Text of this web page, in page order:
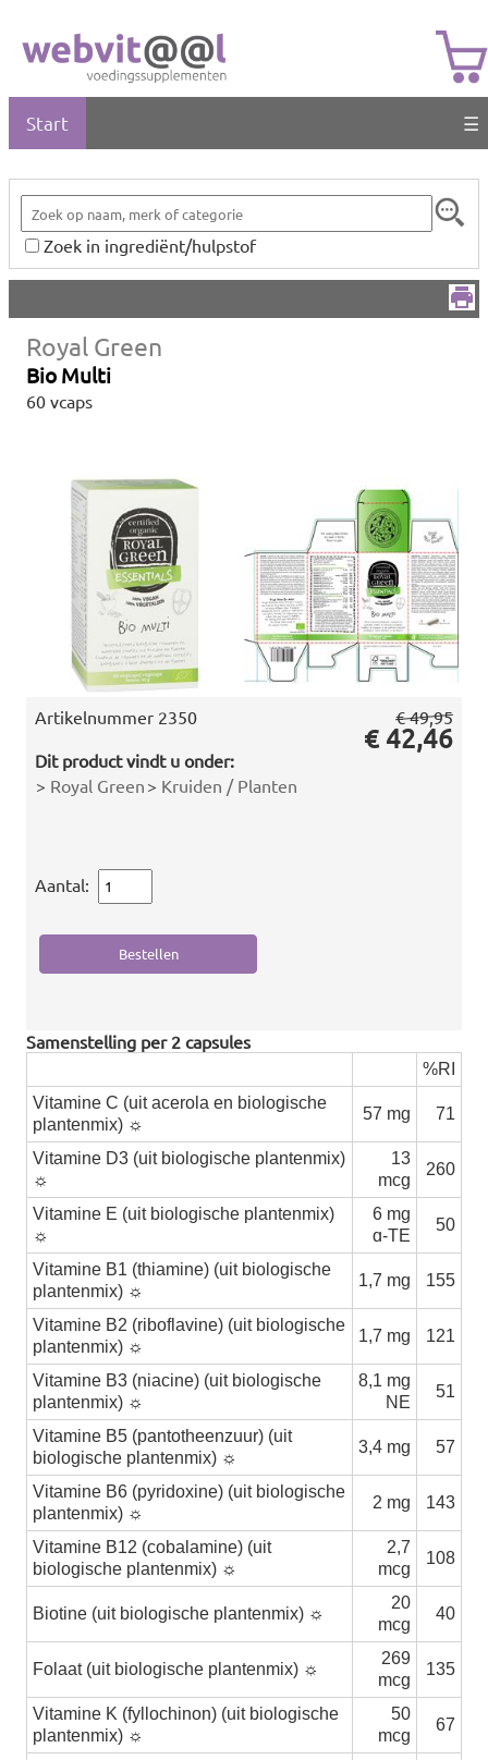
Start ☰
Zoek in ingrediënt/hulpstof
Royal Green
Bio Multi
60 vcaps
Artikelnummer 2350
Dit product vindt u onder:
> Royal Green > Kruiden / Planten
€ 49,95
€ 42,46
Aantal:
Samenstelling per 2 capsules
%RI
Vitamine C (uit acerola en biologische
plantenmix) ☼
57 mg 71
Vitamine D3 (uit biologische plantenmix)
☼
13
mcg
260
Vitamine E (uit biologische plantenmix)
☼
6 mg
ɑ-TE
50
Vitamine B1 (thiamine) (uit biologische
plantenmix) ☼
1,7 mg 155
Vitamine B2 (riboflavine) (uit biologische
plantenmix) ☼
1,7 mg 121
Vitamine B3 (niacine) (uit biologische
plantenmix) ☼
8,1 mg
NE
51
Vitamine B5 (pantotheenzuur) (uit
biologische plantenmix) ☼
3,4 mg 57
Vitamine B6 (pyridoxine) (uit biologische
plantenmix) ☼
2 mg 143
Vitamine B12 (cobalamine) (uit
biologische plantenmix) ☼
2,7
mcg
108
Biotine (uit biologische plantenmix) ☼
20
mcg
40
Folaat (uit biologische plantenmix) ☼
269
mcg
135
Vitamine K (fyllochinon) (uit biologische
plantenmix) ☼
50
mcg
67